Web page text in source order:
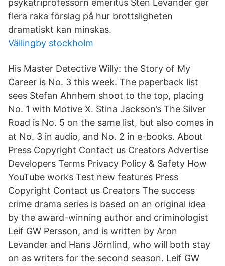
psykatriprofessorn emeritus Sten Levander ger
flera raka förslag på hur brottsligheten
dramatiskt kan minskas.
Vällingby stockholm
His Master Detective Willy: the Story of My
Career is No. 3 this week. The paperback list
sees Stefan Ahnhem shoot to the top, placing
No. 1 with Motive X. Stina Jackson’s The Silver
Road is No. 5 on the same list, but also comes in
at No. 3 in audio, and No. 2 in e-books. About
Press Copyright Contact us Creators Advertise
Developers Terms Privacy Policy & Safety How
YouTube works Test new features Press
Copyright Contact us Creators The success
crime drama series is based on an original idea
by the award-winning author and criminologist
Leif GW Persson, and is written by Aron
Levander and Hans Jörnlind, who will both stay
on as writers for the second season. Leif GW